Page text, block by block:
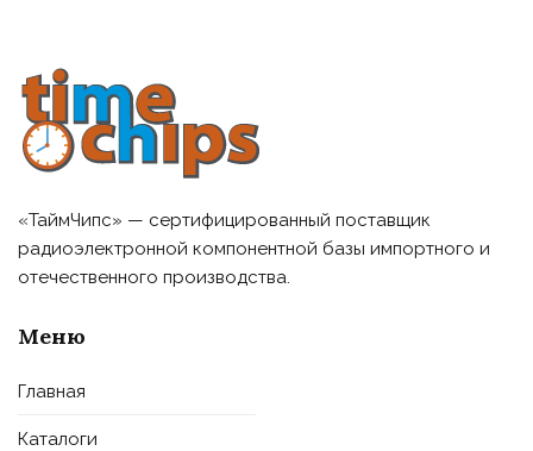
«ТаймЧипс» — сертифицированный поставщик
радиоэлектронной компонентной базы импортного и
отечественного производства.
Меню
Главная
Каталоги